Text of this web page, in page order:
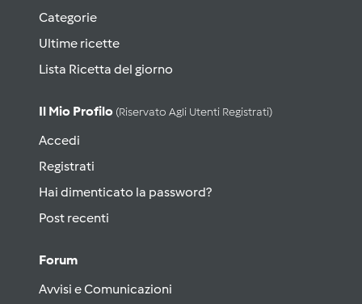
Categorie
Ultime ricette
Lista Ricetta del giorno
Il Mio Profilo (riservato Agli Utenti Registrati)
Accedi
Registrati
Hai dimenticato la password?
Post recenti
Forum
Avvisi e Comunicazioni